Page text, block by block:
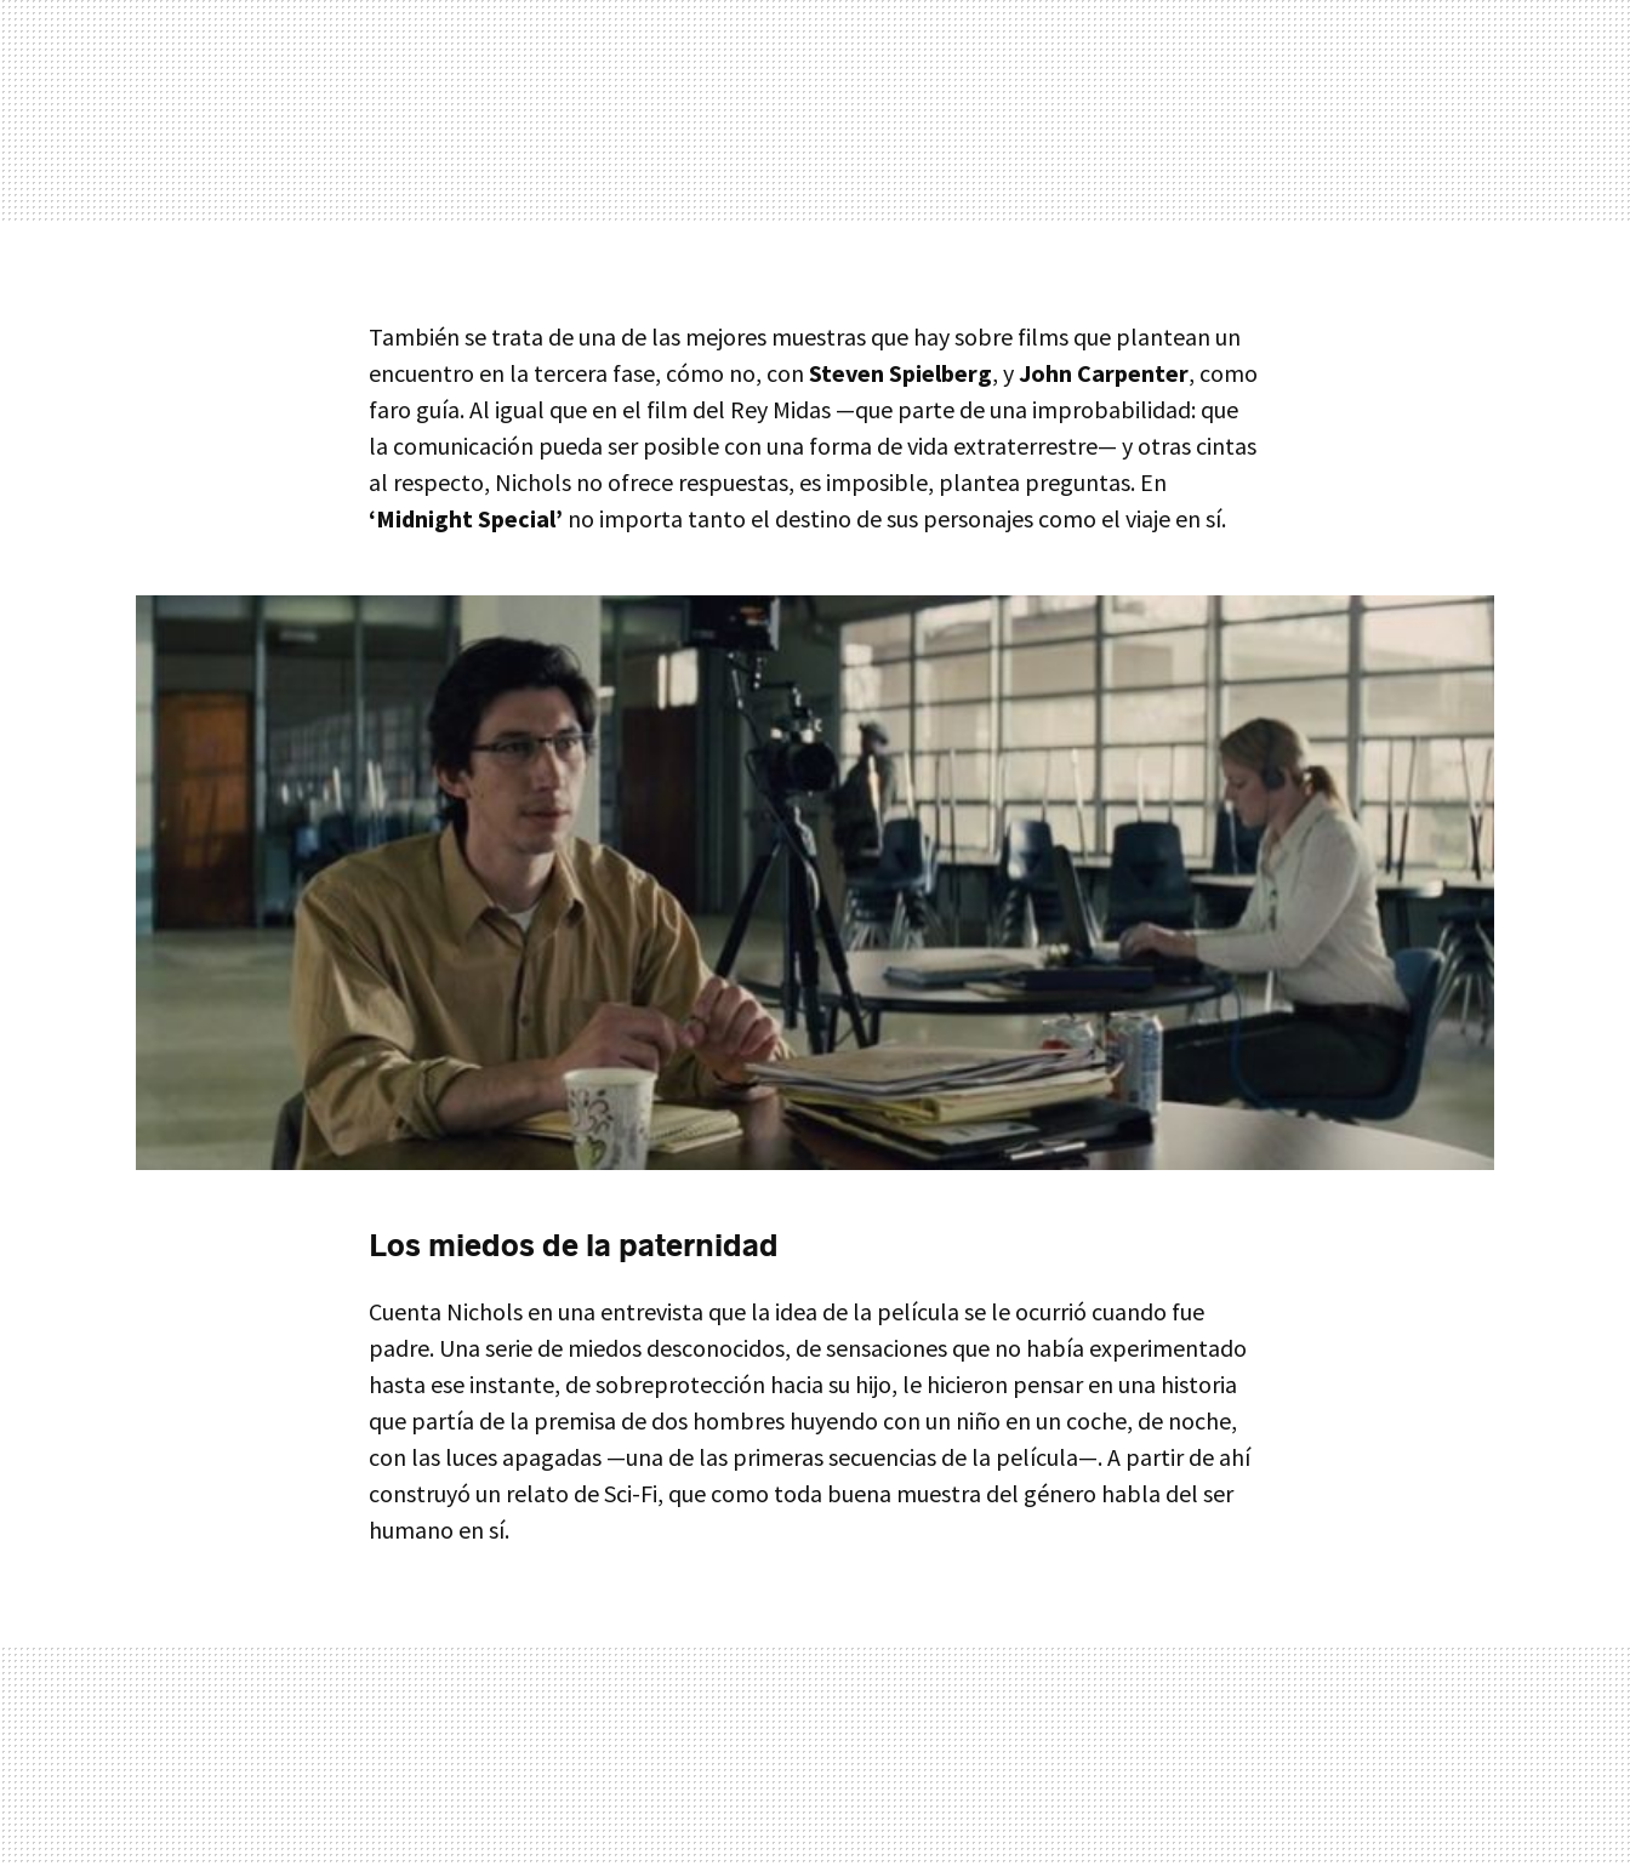
También se trata de una de las mejores muestras que hay sobre films que plantean un
encuentro en la tercera fase, cómo no, con Steven Spielberg, yJohn Carpenter, como
faro guía. Al igual que en el film del Rey Midas —que parte de una improbabilidad: que
la comunicación pueda ser posible con una forma de vida extraterrestre— y otras cintas
al respecto, Nichols no ofrece respuestas, es imposible, plantea preguntas. En
‘Midnight Special’ no importa tanto el destino de sus personajes como el viaje en sí.
Los miedos de la paternidad
Cuenta Nichols en una entrevista que la idea de la película se le ocurrió cuando fue
padre. Una serie de miedos desconocidos, de sensaciones que no había experimentado
hasta ese instante, de sobreprotección hacia su hijo, le hicieron pensar en una historia
que partía de la premisa de dos hombres huyendo con un niño en un coche, de noche,
con las luces apagadas —una de las primeras secuencias de la película—. A partir de ahí
construyó un relato de Sci-Fi, que como toda buena muestra del género habla del ser
humano en sí.